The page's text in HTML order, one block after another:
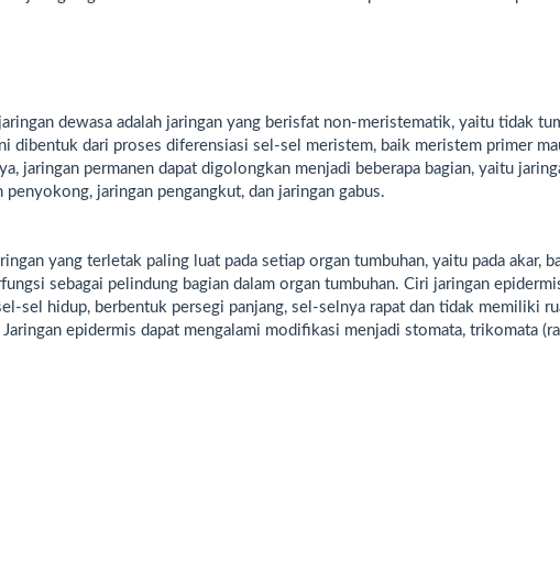
dewasa adalah jaringan yang berisfat non-meristematik, yaitu tidak
dibentuk dari proses diferensiasi sel-sel meristem, baik meristem primer
jaringan permanen dapat digolongkan menjadi beberapa bagian, yaitu
jaringan pengangkut, dan jaringan gabus.
yang terletak paling luat pada setiap organ tumbuhan, yaitu pada akar,
sebagai pelindung bagian dalam organ tumbuhan. Ciri jaringan
sel hidup, berbentuk persegi panjang, sel-selnya rapat dan tidak memiliki
epidermis dapat mengalami modifikasi menjadi stomata, trikomata